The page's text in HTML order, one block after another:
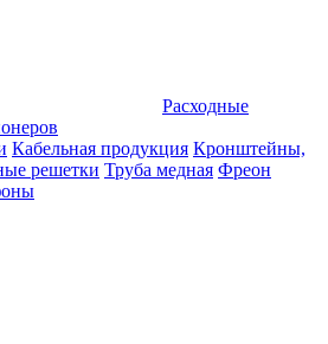
Расходные
Кабельная продукция Кронштейны,
решетки Труба медная Фреон